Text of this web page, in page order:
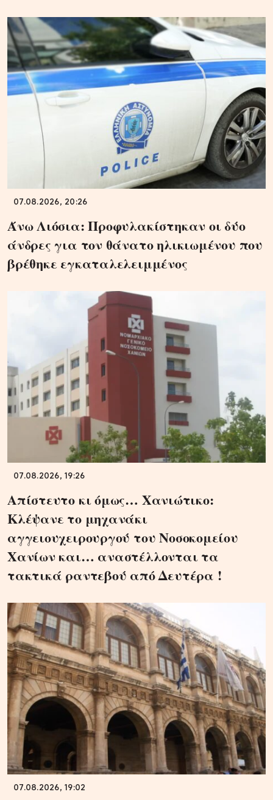
07.08.2026, 20:26
Άνω Λιόσια: Προφυλακίστηκαν οι δύο
άνδρες για τον θάνατο ηλικιωμένου που
βρέθηκε εγκαταλελειμμένος
07.08.2026, 19:26
Απίστευτο κι όμως… Χανιώτικο:
Κλέψανε το μηχανάκι
αγγειουχειρουργού του Νοσοκομείου
Χανίων και… αναστέλλονται τα
τακτικά ραντεβού από Δευτέρα !
07.08.2026, 19:02